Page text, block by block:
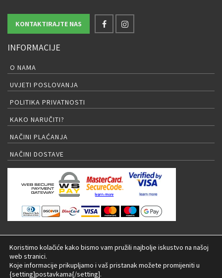
KONTAKTIRAJTE NAS
INFORMACIJE
O NAMA
UVJETI POSLOVANJA
POLITIKA PRIVATNOSTI
KAKO NARUČITI?
NAČINI PLAĆANJA
NAČINI DOSTAVE
PRIJAVA NA NEWSLETTER
© 2026 LED rasvjeta Internet trgovina |
Koristimo kolačiće kako bismo vam pružili najbolje iskustvo na našoj
web stranici.
Koje informacije prikupljamo i vaš pristanak možete promijeniti u
{setting]postavkama{/setting].